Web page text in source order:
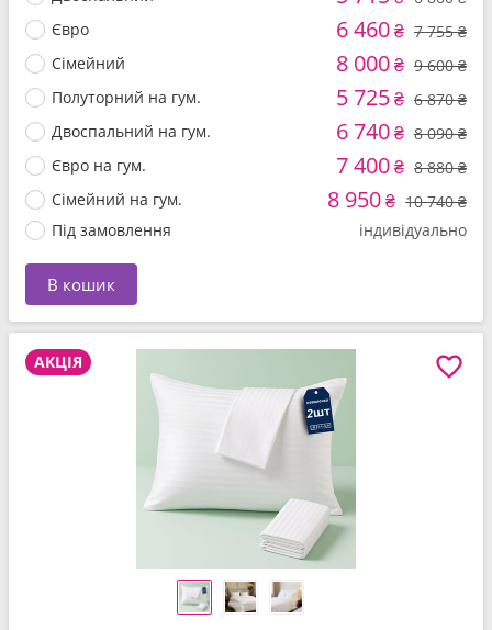
Євро
6 460₴ 7 755 ₴
Сімейний
8 000₴ 9 600 ₴
Полуторний на гум.
5 725₴ 6 870 ₴
Двоспальний на гум.
6 740₴ 8 090 ₴
Євро на гум.
7 400₴ 8 880 ₴
Сімейний на гум.
8 950₴ 10 740 ₴
Під замовлення
індивідуально
В кошик
АКЦІЯ